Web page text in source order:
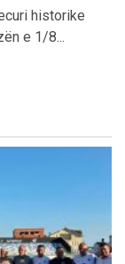
historike
e 1/8...